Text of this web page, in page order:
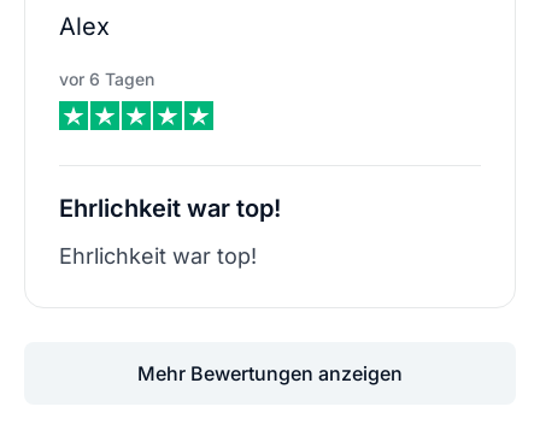
Alex
vor 6 Tagen
Ehrlichkeit war top!
Ehrlichkeit war top!
Mehr Bewertungen anzeigen